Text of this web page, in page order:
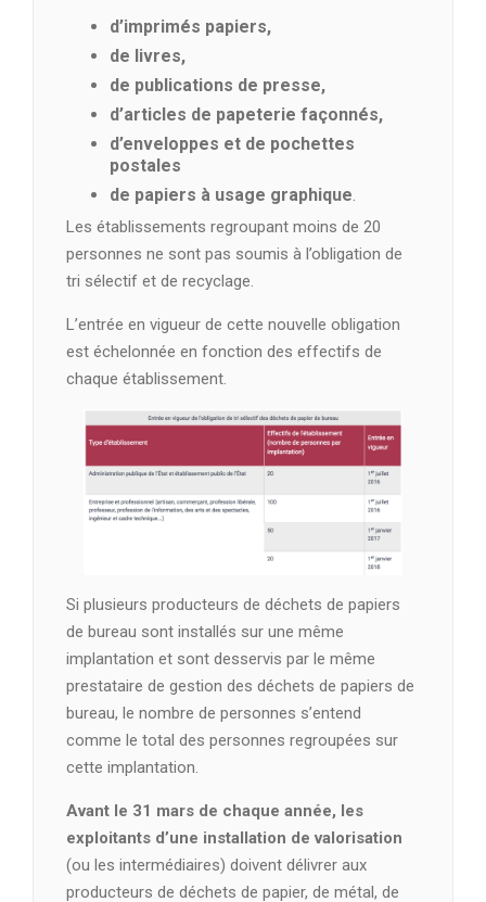
d’imprimés papiers,
de livres,
de publications de presse,
d’articles de papeterie façonnés,
d’enveloppes et de pochettes
postales
de papiers à usage graphique
Les établissements regroupant moins de 20
personnes ne sont pas soumis à l’obligation de
tri sélectif et de recyclage.
L’entrée en vigueur de cette nouvelle obligation
est échelonnée en fonction des effectifs de
chaque établissement.
Si plusieurs producteurs de déchets de papiers
de bureau sont installés sur une même
implantation et sont desservis par le même
prestataire de gestion des déchets de papiers de
bureau, le nombre de personnes s’entend
comme le total des personnes regroupées sur
cette implantation.
Avant le 31 mars de chaque année, les
exploitants d’une installation de valorisation
(ou les intermédiaires) doivent délivrer aux
producteurs de déchets de papier, de métal, de